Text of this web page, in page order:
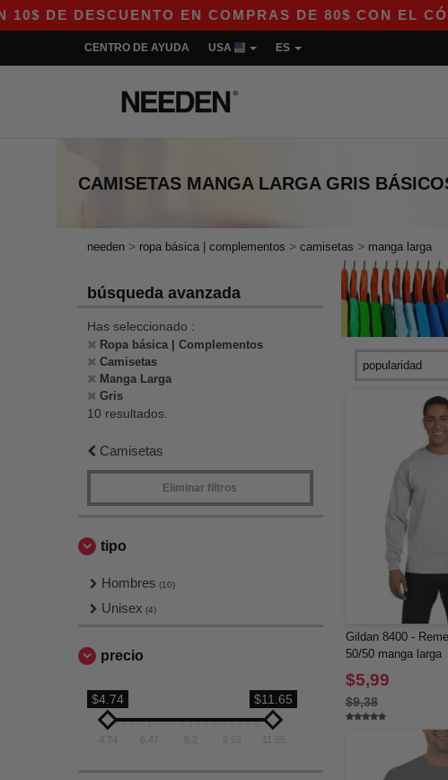
DESCUENTO EN COMPRAS DE 80$ CON EL
CENTRO DE AYUDA USA ES
CAMISETAS MANGA LARGA GRIS
needen > ropa básica | complementos > camisetas > manga larga
búsqueda avanzada
Has seleccionado :
Ropa básica | Complementos
Camisetas
Manga Larga
Gris
10 resultados.
Camisetas
Eliminar filtros
tipo
Hombres (10)
Unisex (4)
precio
$4.74 $11.65
4.74 6.47 11.65
Gildan 8400 -
50/50 manga larga
$5,99
$9,38